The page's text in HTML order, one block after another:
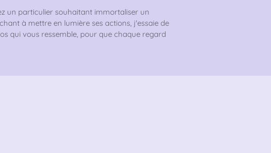
un particulier souhaitant immortaliser un
à mettre en lumière ses actions, j'essaie de
qui vous ressemble, pour que chaque regard